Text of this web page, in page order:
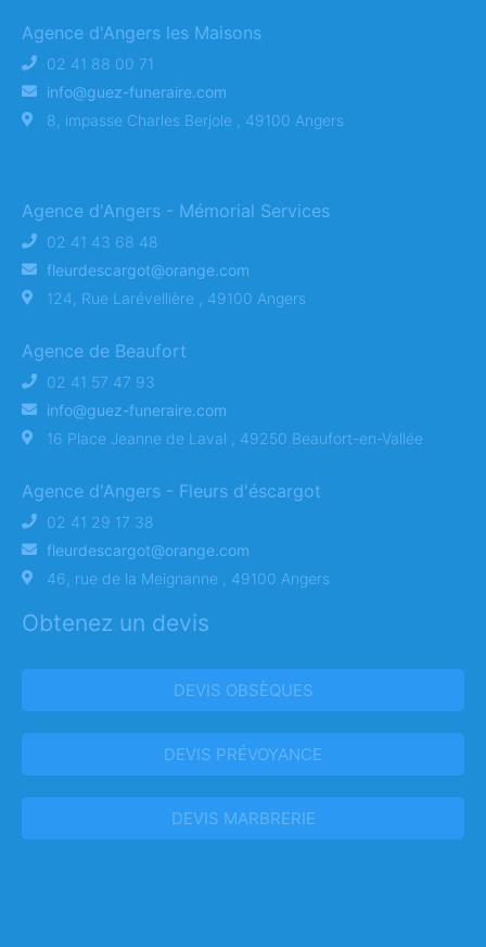
Agence d'Angers les Maisons
02 41 88 00 71
info@guez-funeraire.com
8, impasse Charles Berjole , 49100 Angers
Agence d'Angers - Mémorial Services
02 41 43 68 48
fleurdescargot@orange.com
124, Rue Larévellière , 49100 Angers
Agence de Beaufort
02 41 57 47 93
info@guez-funeraire.com
16 Place Jeanne de Laval , 49250 Beaufort-en-Vallée
Agence d'Angers - Fleurs d'éscargot
02 41 29 17 38
fleurdescargot@orange.com
46, rue de la Meignanne , 49100 Angers
Obtenez un devis
DEVIS OBSÈQUES
DEVIS PRÉVOYANCE
DEVIS MARBRERIE